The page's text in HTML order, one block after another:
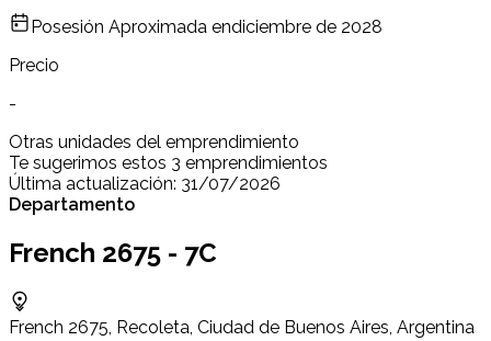
Posesión Aproximada endiciembre de 2028
Precio
-
Otras unidades del emprendimiento
Te sugerimos estos 3 emprendimientos
Última actualización: 31/07/2026
Departamento
French 2675 - 7C
French 2675, Recoleta, Ciudad de Buenos Aires, Argentina